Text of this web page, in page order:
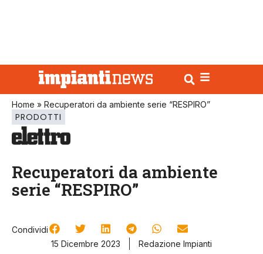
Home » Recuperatori da ambiente serie “RESPIRO”
PRODOTTI
Recuperatori da ambiente
serie “RESPIRO”
Condividi
15 Dicembre 2023
Redazione Impianti